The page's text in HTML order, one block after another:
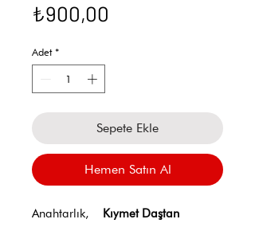
₺900,00
Adet *
Sepete Ekle
Hemen Satın Al
Anahtarlık, Kıymet Daştan